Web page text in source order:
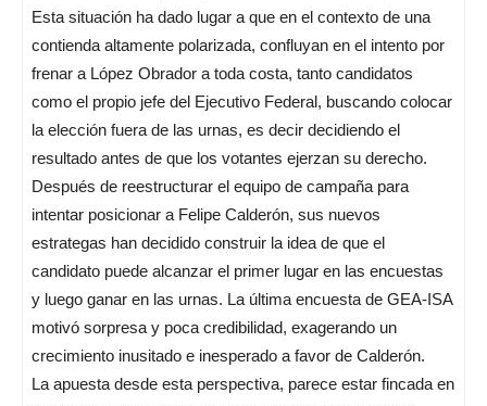
Esta situación ha dado lugar a que en el contexto de una
contienda altamente polarizada, confluyan en el intento por
frenar a López Obrador a toda costa, tanto candidatos
como el propio jefe del Ejecutivo Federal, buscando colocar
la elección fuera de las urnas, es decir decidiendo el
resultado antes de que los votantes ejerzan su derecho.
Después de reestructurar el equipo de campaña para
intentar posicionar a Felipe Calderón, sus nuevos
estrategas han decidido construir la idea de que el
candidato puede alcanzar el primer lugar en las encuestas
y luego ganar en las urnas. La última encuesta de GEA-ISA
motivó sorpresa y poca credibilidad, exagerando un
crecimiento inusitado e inesperado a favor de Calderón.
La apuesta desde esta perspectiva, parece estar fincada en